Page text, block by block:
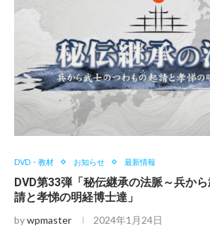
DVD・教材 お知らせ 最新情報
DVD第33弾「秘伝継承の法脈～兵か
請と孝悌の明経博士達」
bywpmaster 2024年1月24日